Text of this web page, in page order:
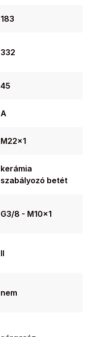
183
332
45
A
M22x1
kerámia
szabályozó betét
G3/8 - M10x1
II
nem